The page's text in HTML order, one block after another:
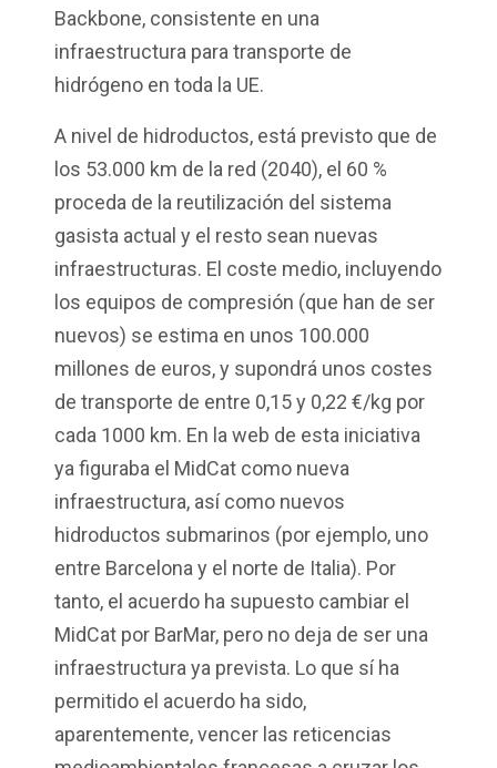
Backbone, consistente en una
infraestructura para transporte de
hidrógeno en toda la UE.
A nivel de hidroductos, está previsto que de
los 53.000 km de la red (2040), el 60 %
proceda de la reutilización del sistema
gasista actual y el resto sean nuevas
infraestructuras. El coste medio, incluyendo
los equipos de compresión (que han de ser
nuevos) se estima en unos 100.000
millones de euros, y supondrá unos costes
de transporte de entre 0,15 y 0,22 €/kg por
cada 1000 km. En la web de esta iniciativa
ya figuraba el MidCat como nueva
infraestructura, así como nuevos
hidroductos submarinos (por ejemplo, uno
entre Barcelona y el norte de Italia). Por
tanto, el acuerdo ha supuesto cambiar el
MidCat por BarMar, pero no deja de ser una
infraestructura ya prevista. Lo que sí ha
permitido el acuerdo ha sido,
aparentemente, vencer las reticencias